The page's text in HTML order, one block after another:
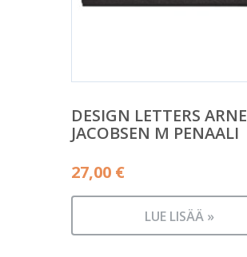
DESIGN LETTERS ARNE
JACOBSEN M PENAALI
27,00 €
LUE LISÄÄ »